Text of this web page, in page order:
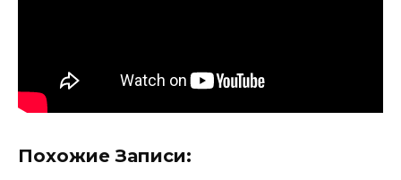
Похожие Записи: